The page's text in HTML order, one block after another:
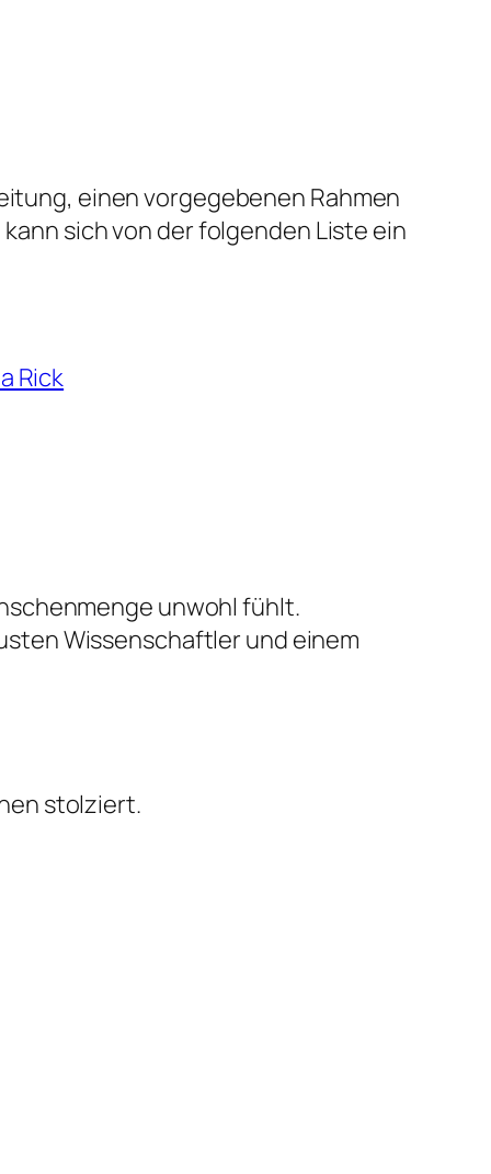
einen vorgegebenen Rahmen
sich von der folgenden Liste ein
Rick
unwohl fühlt.
Wissenschaftler und einem
stolziert.